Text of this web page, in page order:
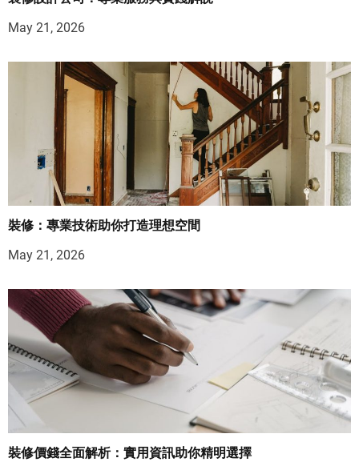
May 21, 2026
裝修：專業技術助你打造理想空間
May 21, 2026
裝修價錢全面解析：實用資訊助你精明選擇